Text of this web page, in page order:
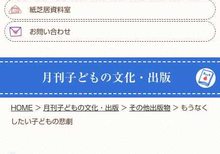
紙芝居資料室
お問い合わせ
月刊子どもの文化・出版
HOME > 月刊子どもの文化・出版 >その他出版物 > もうなく
したい子どもの悲劇